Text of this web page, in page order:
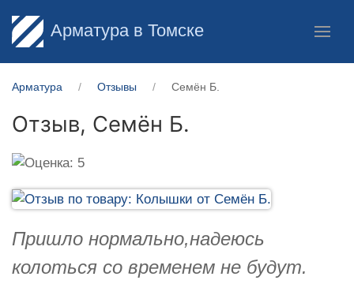
Арматура в Томске
Арматура Отзывы Семён Б.
Отзыв, Семён Б.
Пришло нормально,надеюсь
колоться со временем не будут.